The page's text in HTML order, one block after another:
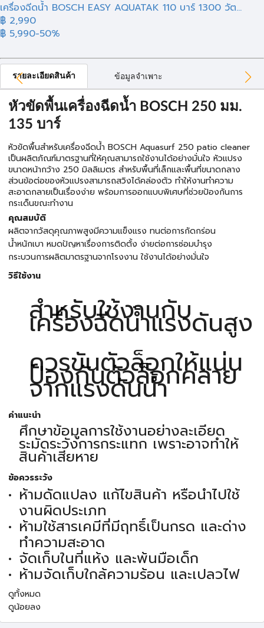
เครื่องฉีดน้ำ BOSCH EASY AQUATAK 110 บาร์ 1300 วัต...
฿ 2,990
฿ 5,990-50%
รายละเอียดสินค้า ข้อมูลจำเพาะ
หัวขัดพื้นเครื่องฉีดน้ำ BOSCH 250 มม.
135 บาร์
หัวขัดพื้นสำหรับเครื่องฉีดน้ำ BOSCH Aquasurf 250 patio cleaner
เป็นผลิตภัณฑ์มาตรฐานที่ให้คุณสามารถใช้งานได้อย่างมั่นใจ หัวแปรง
ขนาดหน้ากว้าง 250 มิลลิเมตร สำหรับพื้นที่เล็กและพื้นที่ขนาดกลาง
ส่วนข้อต่อของหัวแปรงสามารถสวิงได้คล่องตัว ทำให้งานทำความ
สะอาดกลายเป็นเรื่องง่าย พร้อมการออกแบบพิเศษที่ช่วยป้องกันการ
กระเด็นขณะทำงาน
คุณสมบัติ
ผลิตจากวัสดุคุณภาพสูงมีความแข็งแรง ทนต่อการกัดกร่อน
น้ำหนักเบา หมดปัญหาเรื่องการติดตั้ง ง่ายต่อการซ่อมบำรุง
กระบวนการผลิตมาตรฐานจากโรงงาน ใช้งานได้อย่างมั่นใจ
วิธีใช้งาน
สำหรับใช้งานกับ
เครื่องฉีดน้ำแรงดันสูง
ควรขันตัวล็อกให้แน่น
ป้องกันตัวล็อกคลาย
จากแรงดันน้ำ
คำแนะนำ
ศึกษาข้อมูลการใช้งานอย่างละเอียด
ระมัดระวังการกระแทก เพราะอาจทำให้
สินค้าเสียหาย
ข้อควรระวัง
ห้ามดัดแปลง แก้ไขสินค้า หรือนำไปใช้
งานผิดประเภท
ห้ามใช้สารเคมีที่มีฤทธิ์เป็นกรด และด่าง
ทำความสะอาด
จัดเก็บในที่แห้ง และพ้นมือเด็ก
ห้ามจัดเก็บใกล้ความร้อน และเปลวไฟ
ดูทั้งหมด
ดูน้อยลง